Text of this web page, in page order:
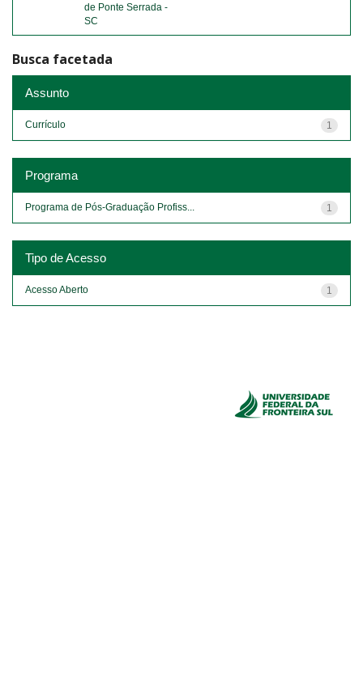
de Ponte Serrada -
SC
Busca facetada
Assunto
1
Currículo
Programa
1
Programa de Pós-Graduação Profiss...
Tipo de Acesso
1
Acesso Aberto